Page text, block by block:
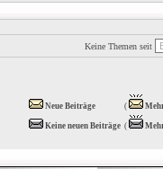
Keine Themen seit
Neue Beiträge (
Keine neuen Beiträge (